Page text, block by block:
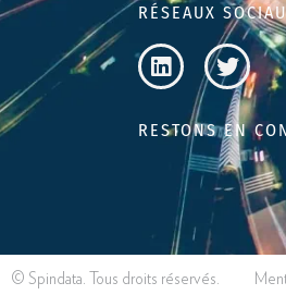
RÉSEAUX
RESTONS EN
© Spindata. Tous droits réservés.